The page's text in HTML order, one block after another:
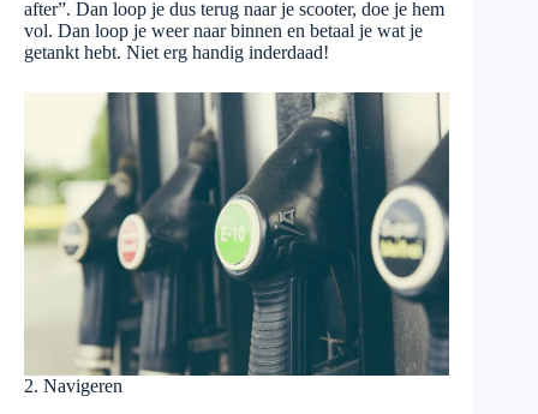
after”. Dan loop je dus terug naar je scooter, doe je hem
vol. Dan loop je weer naar binnen en betaal je wat je
getankt hebt. Niet erg handig inderdaad!
2. Navigeren